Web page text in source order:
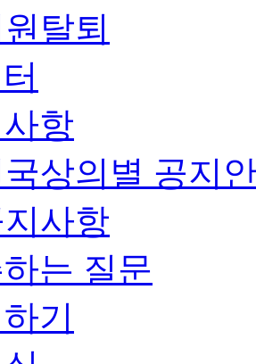
탈퇴
항
상의별 공지
사항
는 질문
기